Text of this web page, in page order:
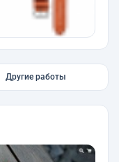
Другие работы